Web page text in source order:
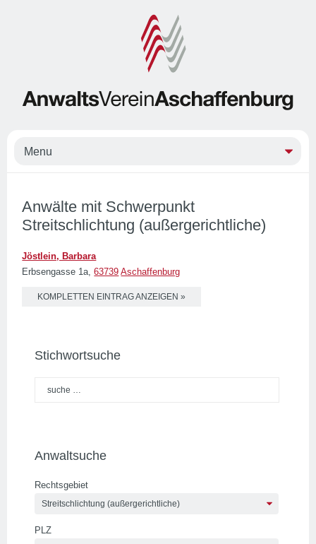
Anwälte mit Schwerpunkt
Streitschlichtung (außergerichtliche)
Jöstlein, Barbara
Erbsengasse 1a,63739 Aschaffenburg
KOMPLETTEN EINTRAG ANZEIGEN »
Stichwortsuche
Anwaltsuche
Rechtsgebiet
PLZ